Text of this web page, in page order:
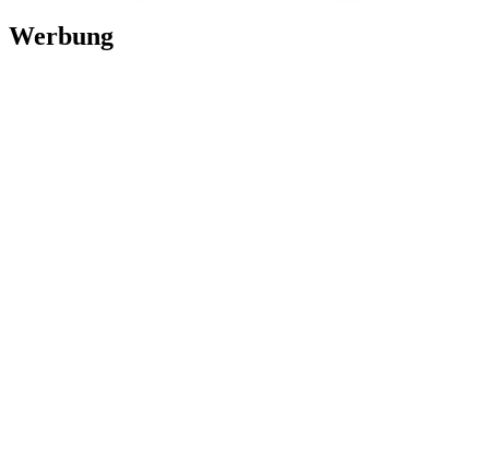
Werbung